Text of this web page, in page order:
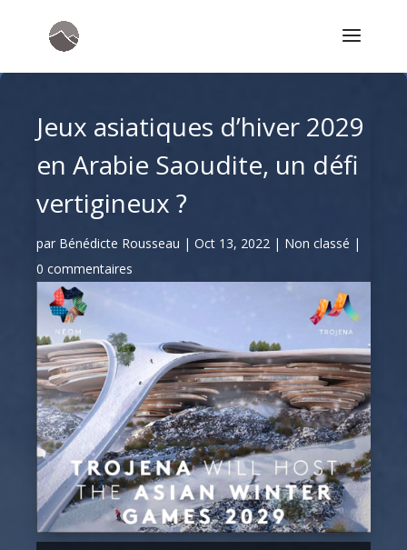
Jeux asiatiques d’hiver 2029
en Arabie Saoudite, un défi
vertigineux ?
par Bénédicte Rousseau | Oct 13, 2022 | Non classé |
0 commentaires